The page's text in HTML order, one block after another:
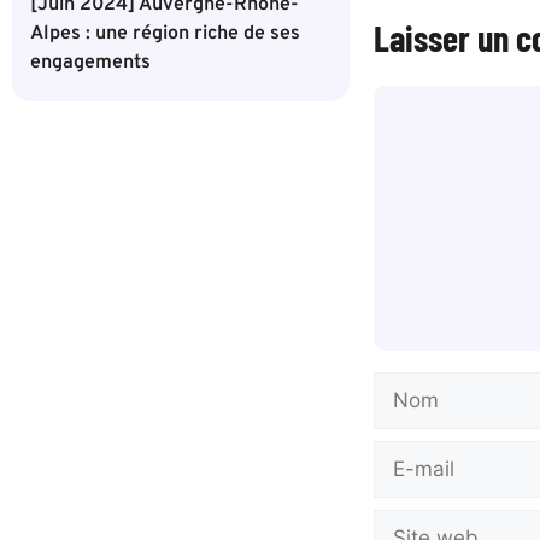
Alpes : une région riche de ses
engagements
Laisser un